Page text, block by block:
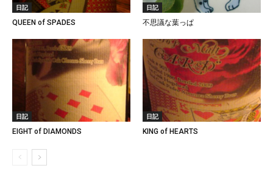
日記
QUEEN of SPADES
日記
不思議な葉っぱ
日記
EIGHT of DIAMONDS
日記
KING of HEARTS